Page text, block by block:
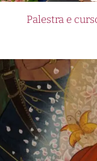
Palestra e